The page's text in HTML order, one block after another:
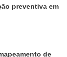
preventiva em
de